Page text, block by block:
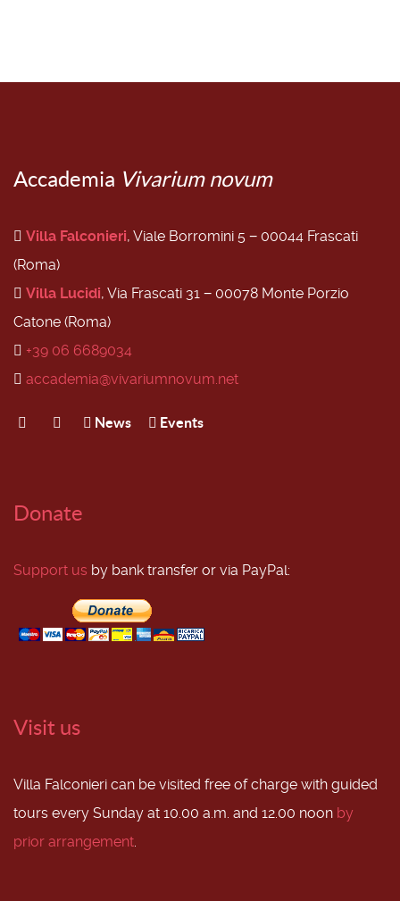
Accademia Vivarium novum
Villa Falconieri, Viale Borromini 5 − 00044 Frascati
(Roma)
Villa Lucidi, Via Frascati 31 − 00078 Monte Porzio
Catone (Roma)
+39 06 6689034
accademia@vivariumnovum.net
News Events
Donate
Support us by bank transfer or via PayPal:
Visit us
Villa Falconieri can be visited free of charge with guided
tours every Sunday at 10.00 a.m. and 12.00 noon by
prior arrangement.